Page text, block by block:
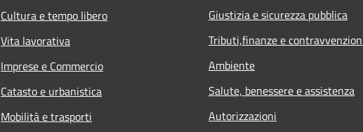
Cultura e tempo libero
Vita lavorativa
Imprese e Commercio
Catasto e urbanistica
Mobilità e trasporti
Giustizia e sicurezza pubblica
Tributi,finanze e
Ambiente
Salute, benessere e assistenza
Autorizzazioni